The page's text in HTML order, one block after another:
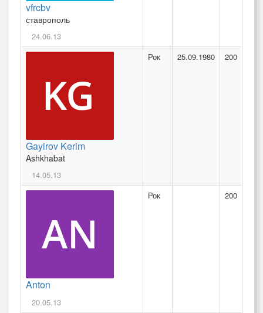
vfrcbv
ставрополь
24.06.13
Gayirov Kerim
Ashkhabat
14.05.13
Рок 25.09.1980 200
Anton
20.05.13
Рок 200